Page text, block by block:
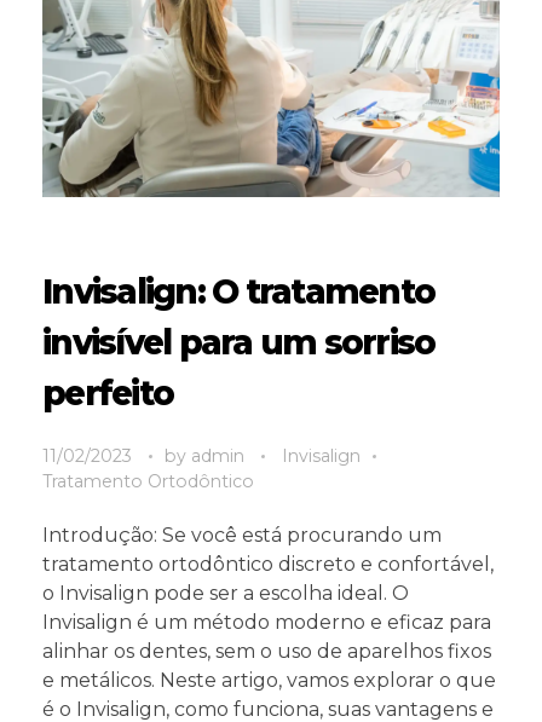
Invisalign: O tratamento
invisível para um sorriso
perfeito
11/02/2023 by admin
Invisalign
Tratamento Ortodôntico
Introdução: Se você está procurando um
tratamento ortodôntico discreto e confortável,
o Invisalign pode ser a escolha ideal. O
Invisalign é um método moderno e eficaz para
alinhar os dentes, sem o uso de aparelhos fixos
e metálicos. Neste artigo, vamos explorar o que
é o Invisalign, como funciona, suas vantagens e